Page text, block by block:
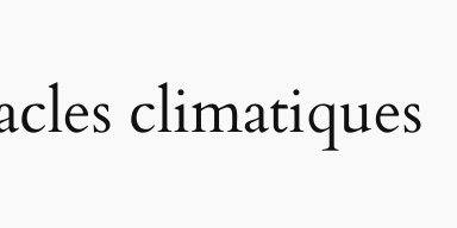
climatiques